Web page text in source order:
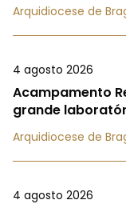
Arquidiocese de
4 agosto 2026
Acampamento
grande
Arquidiocese de
4 agosto 2026